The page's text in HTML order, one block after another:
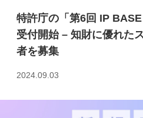
特許庁の「第6回 IP
受付開始 – 知財に優れた
者を募集
2024.09.03